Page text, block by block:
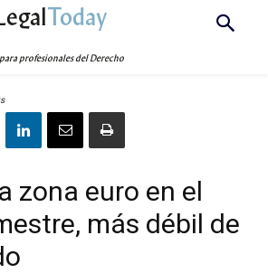
Today
profesionales del Derecho
zona euro en el
más débil de